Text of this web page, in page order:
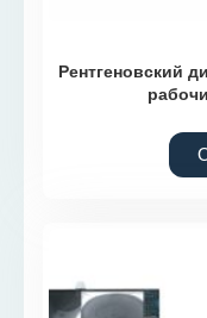
Рентгеновский